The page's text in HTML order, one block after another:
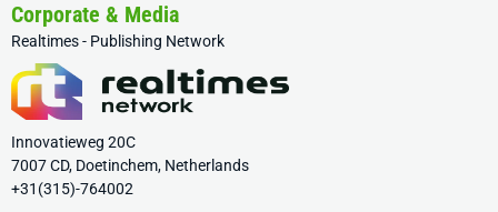
Corporate & Media
Realtimes - Publishing Network
Innovatieweg 20C
7007 CD, Doetinchem, Netherlands
+31(315)-764002